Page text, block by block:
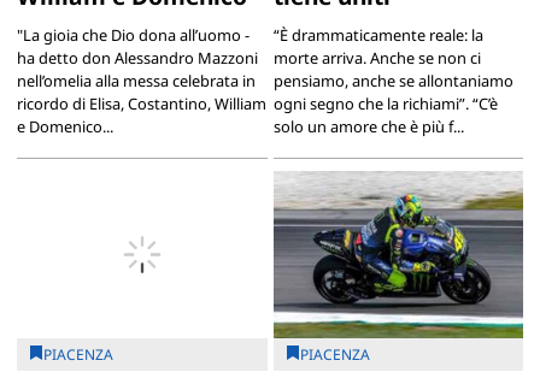
"La gioia che Dio dona all’uomo -
ha detto don Alessandro Mazzoni
nell’omelia alla messa celebrata in
ricordo di Elisa, Costantino, William
e Domenico...
“È drammaticamente reale: la
morte arriva. Anche se non ci
pensiamo, anche se allontaniamo
ogni segno che la richiami”. “C’è
solo un amore che è più f...
PIACENZA PIACENZA